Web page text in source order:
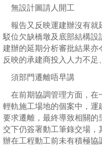
無設計圖請人開工
報告又反映運建辦沒有就
駁位欠缺橋墩及底部結構設
建辦的延期分析審批結果
反映的承建商投入人力不足
須部門遷離唔早講
在前期協調管理方面，在
輕軌施工場地的個案中，
要求遷離，最終導致相關
交下仍簽署動工筆錄交場
辦在工程動工前未有積極協